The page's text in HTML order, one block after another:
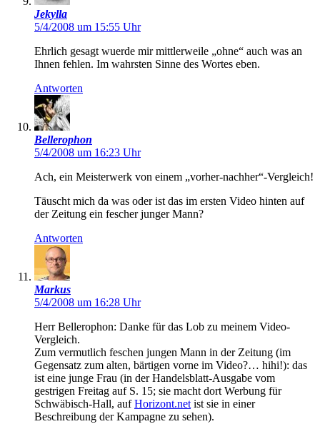
Jekylla
5/4/2008 um 15:55 Uhr
Ehrlich gesagt wuerde mir mittlerweile „ohne“ auch was an
Ihnen fehlen. Im wahrsten Sinne des Wortes eben.
Antworten
Bellerophon
5/4/2008 um 16:23 Uhr
Ach, ein Meisterwerk von einem „vorher-nachher“-Vergleich!
Täuscht mich da was oder ist das im ersten Video hinten auf
der Zeitung ein fescher junger Mann?
Antworten
Markus
5/4/2008 um 16:28 Uhr
Herr Bellerophon: Danke für das Lob zu meinem Video-
Vergleich.
Zum vermutlich feschen jungen Mann in der Zeitung (im
Gegensatz zum alten, bärtigen vorne im Video?… hihi!): das
ist eine junge Frau (in der Handelsblatt-Ausgabe vom
gestrigen Freitag auf S. 15; sie macht dort Werbung für
Schwäbisch-Hall, aufHorizont.net ist sie in einer
Beschreibung der Kampagne zu sehen).